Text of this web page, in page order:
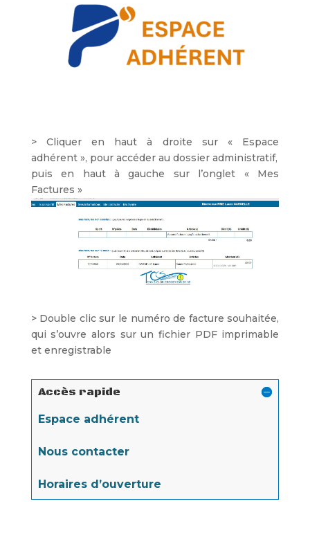
> Cliquer en haut à droite sur « Espace
adhérent », pour accéder au dossier administratif,
puis en haut à gauche sur l’onglet « Mes
Factures »
> Double clic sur le numéro de facture souhaitée,
qui s’ouvre alors sur un fichier PDF imprimable
et enregistrable
Accès rapide
Espace adhérent
Nous contacter
Horaires d’ouverture